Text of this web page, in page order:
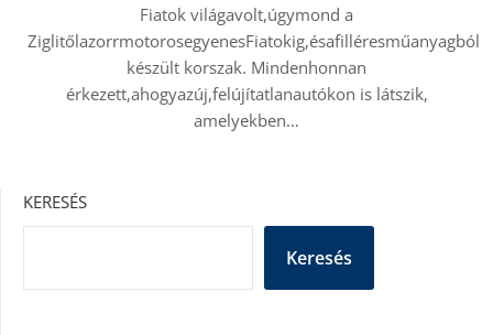
Fiatok világavolt,úgymond a
ZiglitőlazorrmotorosegyenesFiatokig,ésafilléresműanyagból
készült korszak. Mindenhonnan
érkezett,ahogyazúj,felújítatlanautókon is látszik,
amelyekben…
KERESÉS
Keresés